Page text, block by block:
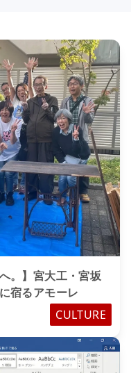
。】宮大工・宮坂
宿るアモーレ
CULTURE